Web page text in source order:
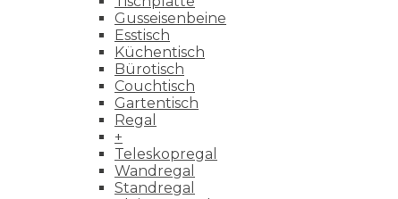
Gusseisenbeine
Esstisch
Küchentisch
Bürotisch
Couchtisch
Gartentisch
Regal
+
Teleskopregal
Wandregal
Standregal